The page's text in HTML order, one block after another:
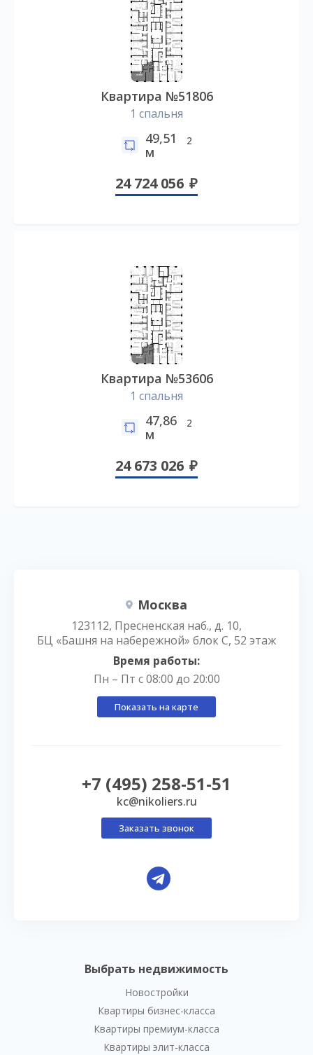
Квартира №51806
1 спальня
49,51
м
2
24 724 056
Квартира №53606
1 спальня
47,86
м
2
24 673 026
Выбрать недвижимость
Новостройки
Квартиры бизнес-класса
Квартиры премиум-класса
Квартиры элит-класса
Москва
123112, Пресненская наб., д. 10,
БЦ «Башня на набережной» блок С, 52 этаж
Время работы:
Пн – Пт с 08:00 до 20:00
Показать на карте
+7 (495) 258-51-51
kc@nikoliers.ru
Заказать звонок